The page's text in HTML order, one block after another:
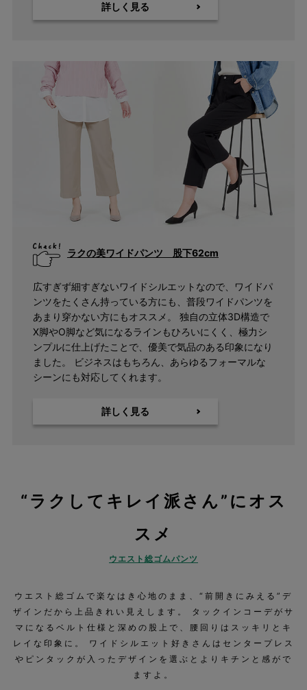
詳しく見る
ラクの美ワイドパンツ 股下62cm
広すぎず細すぎないワイドシルエットなので、ワイドパ
ンツをたくさん持っている方にも、普段ワイドパンツを
あまり穿かない方にもオススメ。 独自の立体3D構造で
X脚やO脚など気になるラインもひろいにくく、極力シ
ンプルに仕上げたことで、優美で気品のある印象になり
ました。 ビジネスはもちろん、あらゆるフォーマルな
シーンにも対応してくれます。
詳しく見る
“ラクしてキレイ派さん”にオス
スメ
ウエスト総ゴムパンツ
ウエスト総ゴムで楽なはき心地のまま、“前開きにみえる”デ
ザインだから上品きれい見えします。 タックインコーデがサ
マになるベルト仕様と深めの股上で、腰回りはスッキリとキ
レイな印象に。 ワイドシルエット好きさんはセンタープレス
やピンタックが入ったデザインを選ぶとよりキチンと感がで
ますよ。